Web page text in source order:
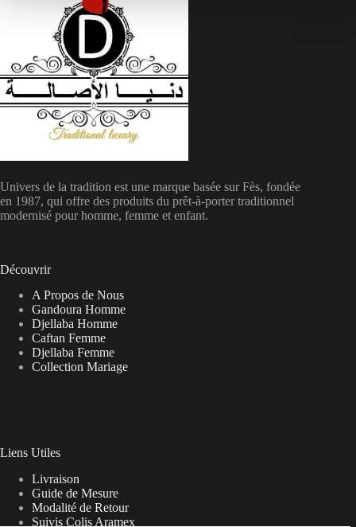
Univers de la tradition est une marque basée sur Fès, fondée
en 1987, qui offre des produits du prêt-à-porter traditionnel
modernisé pour homme, femme et enfant.
Découvrir
A Propos de Nous
Gandoura Homme
Djellaba Homme
Caftan Femme
Djellaba Femme
Collection Mariage
Liens Utiles
Livraison
Guide de Mesure
Modalité de Retour
Suivis Colis Aramex